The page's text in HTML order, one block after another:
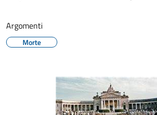
Argomenti
Morte